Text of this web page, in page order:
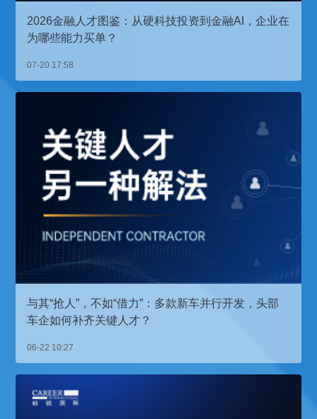
2026金融人才图鉴：从硬科技投资到金融AI，企业在
为哪些能力买单？
07-20 17:58
与其“抢人”，不如“借力”：多款新车并行开发，头部
车企如何补齐关键人才？
06-22 10:27